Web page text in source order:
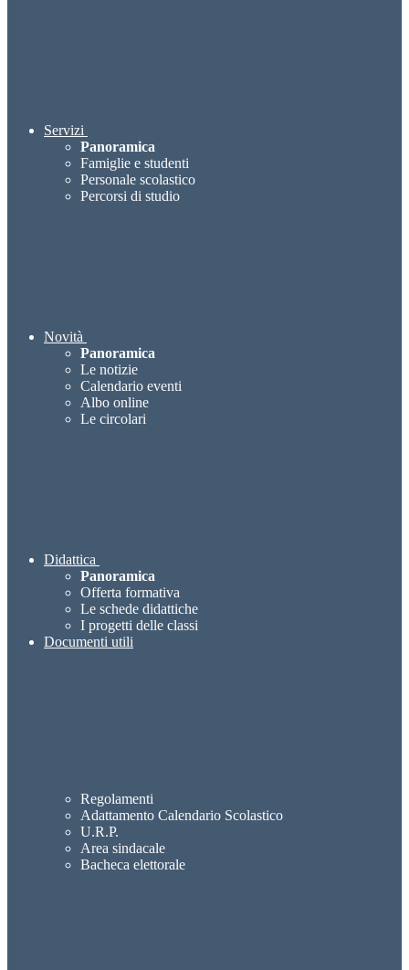
Servizi
Panoramica
Famiglie e studenti
Personale scolastico
Percorsi di studio
Novità
Panoramica
Le notizie
Calendario eventi
Albo online
Le circolari
Didattica
Panoramica
Offerta formativa
Le schede didattiche
I progetti delle classi
Documenti utili
Regolamenti
Adattamento Calendario Scolastico
U.R.P.
Area sindacale
Bacheca elettorale